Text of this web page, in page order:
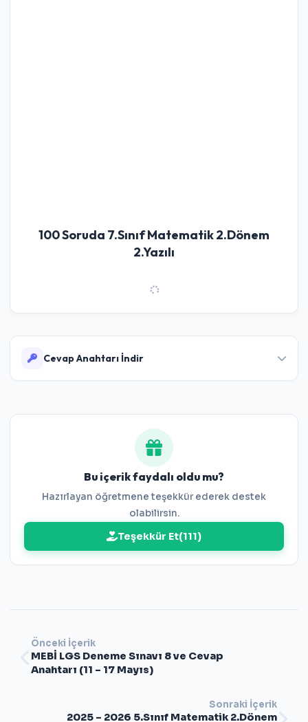
100 Soruda 7.Sınıf Matematik 2.Dönem
2.Yazılı
Cevap Anahtarı İndir
Bu içerik faydalı oldu mu?
Hazırlayan öğretmene teşekkür ederek destek
olabilirsin.
Teşekkür Et(111)
Önceki İçerik
MEBİ LGS Deneme Sınavı 8 ve Cevap
Anahtarı (11 – 17 Mayıs)
Sonraki İçerik
2025 – 2026 5.Sınıf Matematik 2.Dönem